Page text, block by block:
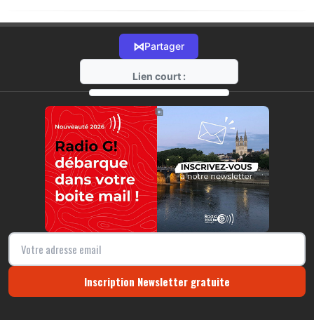
⋈Partager
Lien court :
https://radio-g.fr?13125
⧉
Inscription Newsletter gratuite